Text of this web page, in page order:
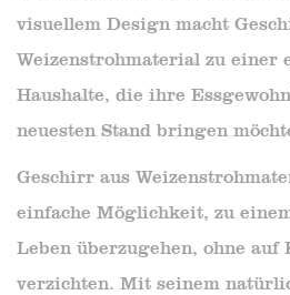
visuellem Design macht
Weizenstrohmaterial zu einer
Haushalte, die ihre
neuesten Stand bringen
Geschirr aus
einfache Möglichkeit, zu
Leben überzugehen, ohne
verzichten. Mit seinem